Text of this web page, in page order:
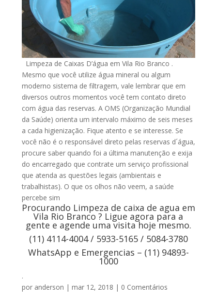
Limpeza de Caixas D’água em Vila Rio Branco .
Mesmo que você utilize água mineral ou algum
moderno sistema de filtragem, vale lembrar que em
diversos outros momentos você tem contato direto
com água das reservas. A OMS (Organização Mundial
da Saúde) orienta um intervalo máximo de seis meses
a cada higienização. Fique atento e se interesse. Se
você não é o responsável direto pelas reservas d´água,
procure saber quando foi a última manutenção e exija
do encarregado que contrate um serviço profissional
que atenda as questões legais (ambientais e
trabalhistas). O que os olhos não veem, a saúde
percebe sim
Procurando Limpeza de caixa de agua em
Vila Rio Branco ? Ligue agora para a
gente e agende uma visita hoje mesmo.
(11) 4114-4004 / 5933-5165 / 5084-3780
WhatsApp e Emergencias – (11) 94893-
1000
.
por anderson | mar 12, 2018 | 0 Comentários